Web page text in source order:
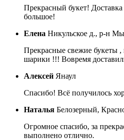
Прекрасный букет!
большое!
Елена Никульское д., р-н
Прекрасные свежие букеты
шарики !!! Вовремя
Алексей Янаул
Спасибо! Всё получилось
Наталья Белозерный,
Огромное спасибо, за
выполнено отлично.